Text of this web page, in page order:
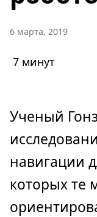
6 марта, 2019
7 минут
Ученый
навигации
которых те